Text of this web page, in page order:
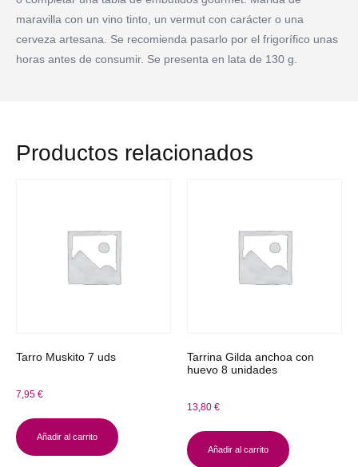
maravilla con un vino tinto, un vermut con carácter o una
cerveza artesana. Se recomienda pasarlo por el frigorífico unas
horas antes de consumir. Se presenta en lata de 130 g.
Productos relacionados
Tarro Muskito 7 uds
7,95 €
Añadir al carrito
Tarrina Gilda anchoa con
huevo 8 unidades
13,80 €
Añadir al carrito